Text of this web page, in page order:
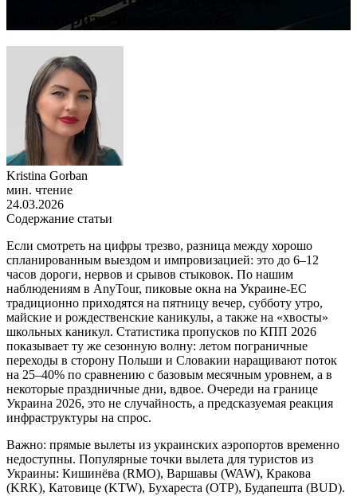
мониторить выезд онлайн
Kristina Gorban
мин. чтение
24.03.2026
Содержание статьи
Если смотреть на цифры трезво, разница между хорошо
спланированным выездом и импровизацией: это до 6–12
часов дороги, нервов и срывов стыковок. По нашим
наблюдениям в AnyTour, пиковые окна на Украине-ЕС
традиционно приходятся на пятницу вечер, субботу утро,
майские и рождественские каникулы, а также на «хвосты»
школьных каникул. Статистика пропусков по КПП 2026
показывает ту же сезонную волну: летом пограничные
переходы в сторону Польши и Словакии наращивают поток
на 25–40% по сравнению с базовым месячным уровнем, а в
некоторые праздничные дни, вдвое. Очереди на границе
Украина 2026, это не случайность, а предсказуемая реакция
инфраструктуры на спрос.
Важно: прямые вылеты из украинских аэропортов временно
недоступны. Популярные точки вылета для туристов из
Украины: Кишинёва (RMO), Варшавы (WAW), Кракова
(KRK), Катовице (KTW), Бухареста (OTP), Будапешта (BUD).